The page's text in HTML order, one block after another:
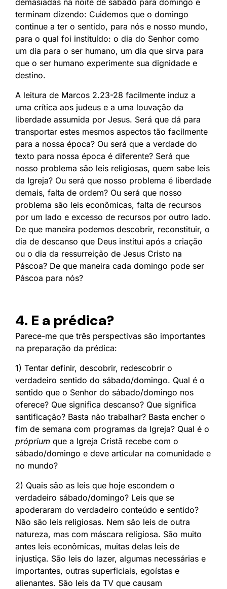
terminam dizendo: Cuidemos que o domingo
continue a ter o sentido, para nós e nosso mundo,
para o qual foi instituído: o dia do Senhor como
um dia para o ser humano, um dia que sirva para
que o ser humano experimente sua dignidade e
destino.
A leitura de Marcos 2.23-28 facilmente induz a
uma crítica aos judeus e a uma louvação da
liberdade assumida por Jesus. Será que dá para
transportar estes mesmos aspectos tão facilmente
para a nossa época? Ou será que a verdade do
texto para nossa época é diferente? Será que
nosso problema são leis religiosas, quem sabe leis
da Igreja? Ou será que nosso problema é liberdade
demais, falta de ordem? Ou será que nosso
problema são leis econômicas, falta de recursos
por um lado e excesso de recursos por outro lado.
De que maneira podemos descobrir, reconstituir, o
dia de descanso que Deus institui após a criação
ou o dia da ressurreição de Jesus Cristo na
Páscoa? De que maneira cada domingo pode ser
Páscoa para nós?
4. E a prédica?
Parece-me que três perspectivas são importantes
na preparação da prédica:
1) Tentar definir, descobrir, redescobrir o
verdadeiro sentido do sábado/domingo. Qual é o
sentido que o Senhor do sábado/domingo nos
oferece? Que significa descanso? Que significa
santificação? Basta não trabalhar? Basta encher o
fim de semana com programas da Igreja? Qual é o
próprium que a Igreja Cristã recebe com o
sábado/domingo e deve articular na comunidade e
no mundo?
2) Quais são as leis que hoje escondem o
verdadeiro sábado/domingo? Leis que se
apoderaram do verdadeiro conteúdo e sentido?
Não são leis religiosas. Nem são leis de outra
natureza, mas com máscara religiosa. São muito
antes leis econômicas, muitas delas leis de
injustiça. São leis do lazer, algumas necessárias e
importantes, outras superficiais, egoístas e
alienantes. São leis da TV que causam